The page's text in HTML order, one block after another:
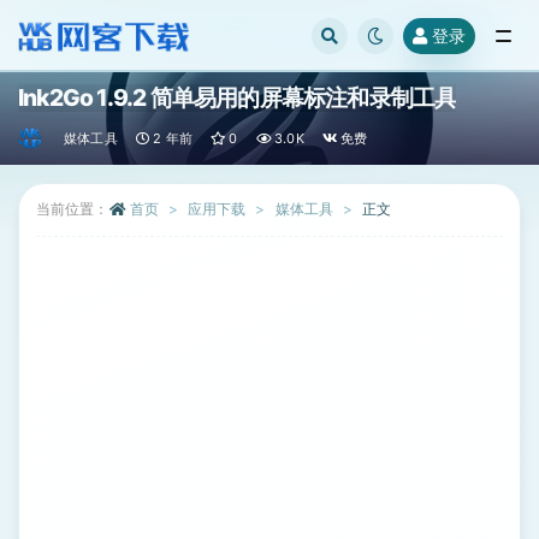
登录
Ink2Go 1.9.2 简单易用的屏幕标注和录制工具
媒体工具 2 年前 0 3.0K 免费
当前位置： 首页 应用下载 媒体工具 正文
全部